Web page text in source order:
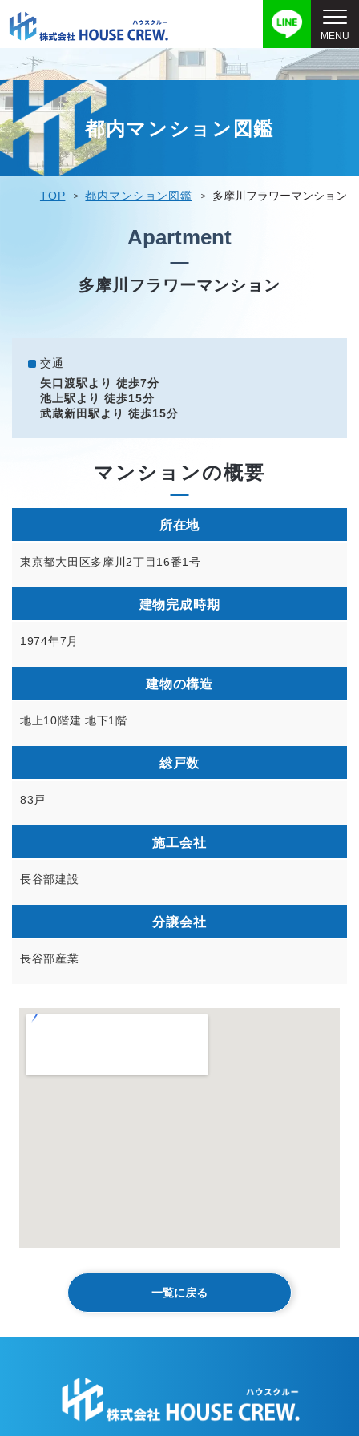
都内マンション図鑑
TOP 都内マンション図鑑 多摩川フラワーマンション
Apartment
多摩川フラワーマンション
交通
矢口渡駅より 徒歩7分
池上駅より 徒歩15分
武蔵新田駅より 徒歩15分
マンションの概要
所在地
東京都大田区多摩川2丁目16番1号
建物完成時期
1974年7月
建物の構造
地上10階建 地下1階
総戸数
83戸
施工会社
長谷部建設
分譲会社
長谷部産業
一覧に戻る